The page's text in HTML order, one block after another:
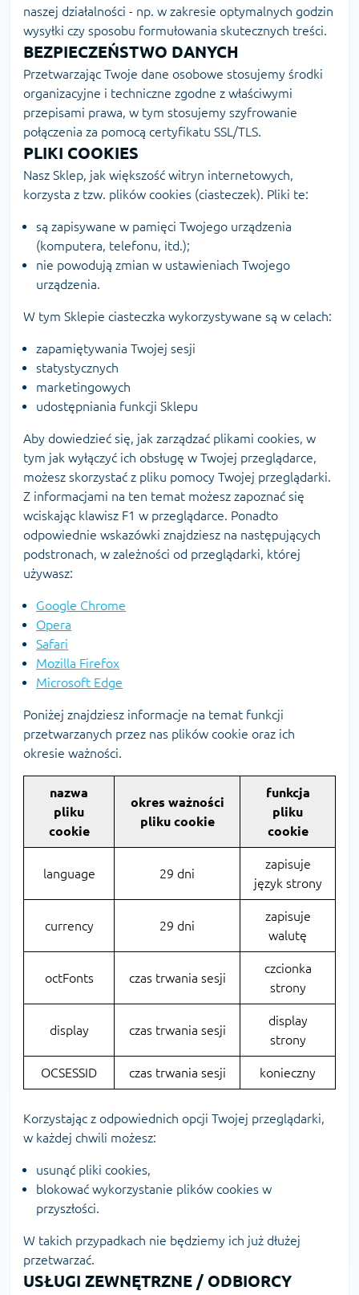
naszej działalności - np. w zakresie optymalnych godzin
wysyłki czy sposobu formułowania skutecznych treści.
BEZPIECZEŃSTWO DANYCH
Przetwarzając Twoje dane osobowe stosujemy środki
organizacyjne i techniczne zgodne z właściwymi
przepisami prawa, w tym stosujemy szyfrowanie
połączenia za pomocą certyfikatu SSL/TLS.
PLIKI COOKIES
Nasz Sklep, jak większość witryn internetowych,
korzysta z tzw. plików cookies (ciasteczek). Pliki te:
są zapisywane w pamięci Twojego urządzenia
(komputera, telefonu, itd.);
nie powodują zmian w ustawieniach Twojego
urządzenia.
W tym Sklepie ciasteczka wykorzystywane są w celach:
zapamiętywania Twojej sesji
statystycznych
marketingowych
udostępniania funkcji Sklepu
Aby dowiedzieć się, jak zarządzać plikami cookies, w
tym jak wyłączyć ich obsługę w Twojej przeglądarce,
możesz skorzystać z pliku pomocy Twojej przeglądarki.
Z informacjami na ten temat możesz zapoznać się
wciskając klawisz F1 w przeglądarce. Ponadto
odpowiednie wskazówki znajdziesz na następujących
podstronach, w zależności od przeglądarki, której
używasz:
Google Chrome
Opera
Safari
Mozilla Firefox
Microsoft Edge
Poniżej znajdziesz informacje na temat funkcji
przetwarzanych przez nas plików cookie oraz ich
okresie ważności.
nazwa
pliku
cookie
okres ważności
pliku cookie
funkcja
pliku
cookie
language 29 dni
zapisuje
język strony
currency 29 dni
zapisuje
walutę
octFonts czas trwania sesji
czcionka
strony
display czas trwania sesji
display
strony
OCSESSID czas trwania sesji konieczny
Korzystając z odpowiednich opcji Twojej przeglądarki,
w każdej chwili możesz:
usunąć pliki cookies,
blokować wykorzystanie plików cookies w
przyszłości.
W takich przypadkach nie będziemy ich już dłużej
przetwarzać.
USŁUGI ZEWNĘTRZNE / ODBIORCY